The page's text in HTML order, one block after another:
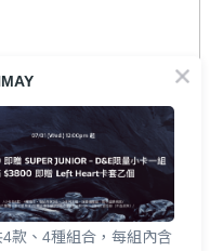
托特肩背包(馬卡龍系
列)
NT$2,380
4款、4種組合，每組內含